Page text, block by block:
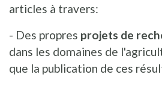
articles à travers:
- Des propres projets de
dans les domaines de
que la publication de ces